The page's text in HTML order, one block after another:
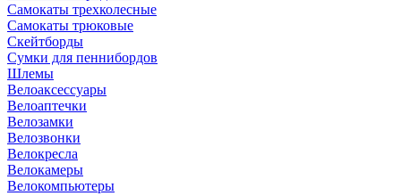
Самокаты трехколесные
Самокаты трюковые
Скейтборды
Сумки для пеннибордов
Шлемы
Велоаксессуары
Велоаптечки
Велозамки
Велозвонки
Велокресла
Велокамеры
Велокомпьютеры